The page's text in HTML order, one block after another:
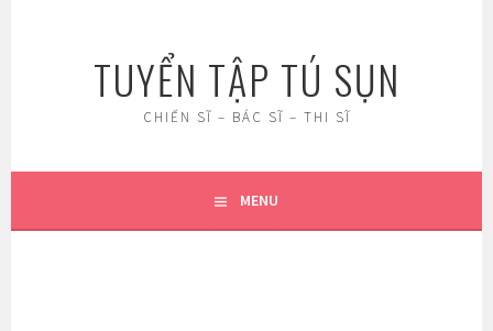
TUYỂN TẬP TÚ SỤN
CHIẾN SĨ – BÁC SĨ – THI SĨ
MENU